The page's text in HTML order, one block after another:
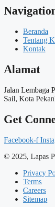
Beranda
Tentang
Kontak
Alamat
Jalan Lembaga
Sail, Kota
Get
Facebook-f
© 2025, Lapas
Privacy
Terms
Careers
Sitemap